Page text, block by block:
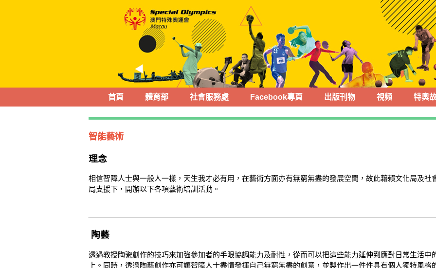
首頁 體育部 社會服務處 Facebook專頁 出版刊物 視頻 特奧
智能藝術
理念
相信智障人士與一般人一樣，天生我才必有用，在藝術方面亦有無窮無盡的發展空間，故此藉賴文化局及社
局支援下，開辦以下各項藝術培訓活動。
陶藝
透過教授陶瓷創作的技巧來加強參加者的手眼協調能力及耐性，從而可以把這些能力延伸到應對日常生活中
上。同時，透過陶藝創作亦可讓智障人士盡情發揮自己無窮無盡的創意，並製作出一件件具有個人獨特風格